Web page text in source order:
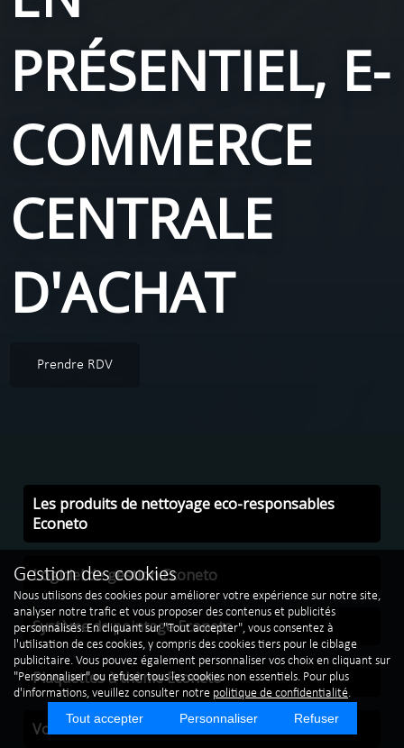
Gestion des cookies
Nous utilisons des cookies pour améliorer votre expérience sur notre site,
analyser notre trafic et vous proposer des contenus et publicités
personnalisés. En cliquant sur "Tout accepter", vous consentez à
l'utilisation de ces cookies, y compris des cookies tiers pour le ciblage
publicitaire. Vous pouvez également personnaliser vos choix en cliquant sur
"Personnaliser" ou refuser tous les cookies non essentiels. Pour plus
d'informations, veuillez consulter notre politique de confidentialité.
Tout accepter Personnaliser Refuser
PRÉSENTIEL, E-
COMMERCE
CENTRALE
D'ACHAT
Prendre RDV
Les produits de nettoyage eco-responsables
Econeto
Logiciel de gestion Econeto
Système de pointage Econeto
Plaquettes à thème Econeto
Vos véhicules de société